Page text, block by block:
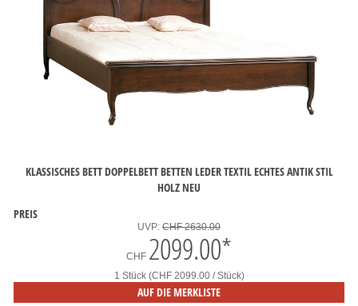
KLASSISCHES BETT DOPPELBETT BETTEN LEDER TEXTIL ECHTES ANTIK STIL
HOLZ NEU
PREIS
UVP: CHF 2630.00
CHF 2099.00*
1 Stück (CHF 2099.00 / Stück)
AUF DIE MERKLISTE